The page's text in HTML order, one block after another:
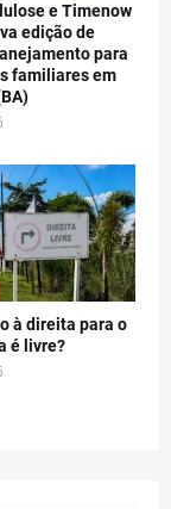
e Timenow
edição de
para
familiares em
à direita para o
é livre?